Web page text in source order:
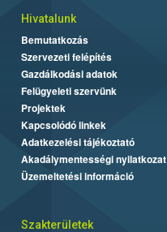
Hivatalunk
Bemutatkozás
Szervezeti felépítés
Gazdálkodási adatok
Felügyeleti szervünk
Projektek
Kapcsolódó linkek
Adatkezelési tájékoztató
Akadálymentességi nyilatkozat
Üzemeltetési információ
Szakterületek